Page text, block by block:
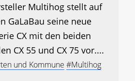
Multihog stellt auf
GaLaBau seine neue
CX mit den beiden
CX 55 und CX 75 vor....
und Kommune #Multihog